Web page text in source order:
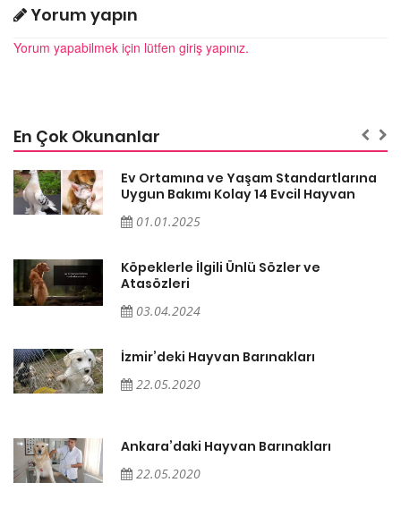
Yorum yapın
Yorum yapabilmek için lütfen giriş yapınız.
En Çok Okunanlar
Ev Ortamına ve Yaşam Standartlarına
Uygun Bakımı Kolay 14 Evcil Hayvan
01.01.2025
Köpeklerle İlgili Ünlü Sözler ve
Atasözleri
03.04.2024
İzmir’deki Hayvan Barınakları
22.05.2020
Ankara’daki Hayvan Barınakları
22.05.2020